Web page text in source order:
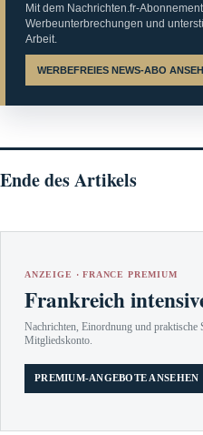
Mit dem Nachrichten.fr-
Werbeunterbrechungen und
Arbeit.
WERBEFREIES NEWS-ABO
Ende des Artikels
ANZEIGE · FRANCE PREMIUM
Frankreich
Nachrichten, Einordnung und praktische
Mitgliedskonto.
PREMIUM-ANGEBOTE ANSEHEN